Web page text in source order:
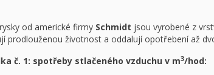
od americké firmy Schmidt jsou vyrobené z
prodlouženou životnost a oddalují opotřebení až
č. 1: spotřeby stlačeného vzduchu v m3/hod: